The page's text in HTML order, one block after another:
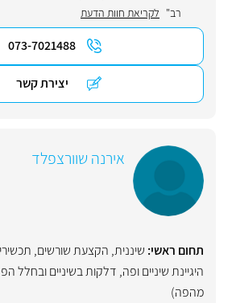
רב" לקריאת חוות הדעת
073-7021488
יצירת קשר
אירנה שוורצפלד
תחום ראשי: שיננית, הקצעת שורשים,
היגיינת שיניים ופה, דלקות בשיניים ובחלל
מהפה)